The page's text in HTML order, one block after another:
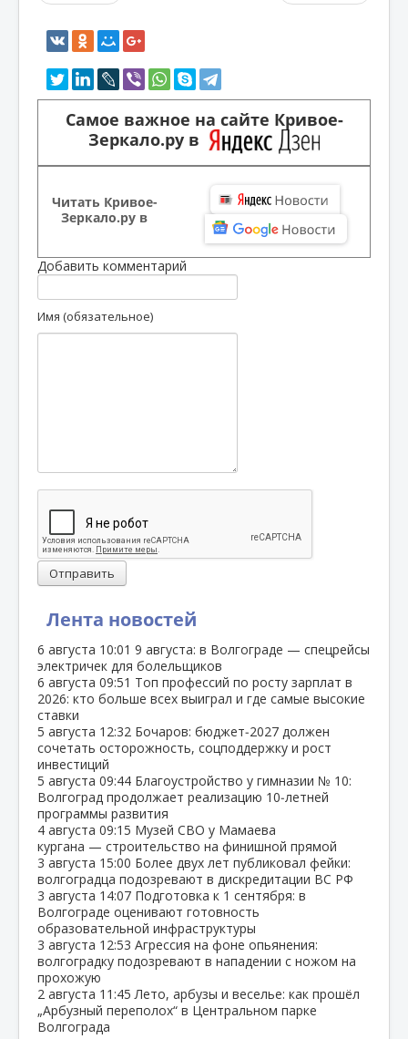
Лента новостей
6 августа 10:01 9 августа: в Волгограде — спецрейсы
электричек для болельщиков
6 августа 09:51 Топ профессий по росту зарплат в
2026: кто больше всех выиграл и где самые высокие
ставки
5 августа 12:32 Бочаров: бюджет‑2027 должен
сочетать осторожность, соцподдержку и рост
инвестиций
5 августа 09:44 Благоустройство у гимназии № 10:
Волгоград продолжает реализацию 10‑летней
программы развития
4 августа 09:15 Музей СВО у Мамаева
кургана — строительство на финишной прямой
3 августа 15:00 Более двух лет публиковал фейки:
волгоградца подозревают в дискредитации ВС РФ
3 августа 14:07 Подготовка к 1 сентября: в
Волгограде оценивают готовность
образовательной инфраструктуры
3 августа 12:53 Агрессия на фоне опьянения:
волгоградку подозревают в нападении с ножом на
прохожую
2 августа 11:45 Лето, арбузы и веселье: как прошёл
„Арбузный переполох“ в Центральном парке
Волгограда
Самое важное на сайте Кривое-
Зеркало.ру в
Читать Кривое-
Зеркало.ру в
Добавить комментарий
Имя (обязательное)
Отправить